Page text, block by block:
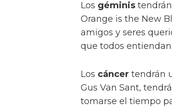
Los géminis
Orange is the New
amigos y seres
que todos entiendan
Los cáncer tendrán
Gus Van Sant,
tomarse el tiempo